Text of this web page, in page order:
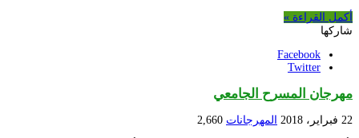
أكمل القراءة »
شاركها
Facebook
Twitter
مهرجان المسرح الجامعي
22 فبراير، 2018 المهرجانات 2,660